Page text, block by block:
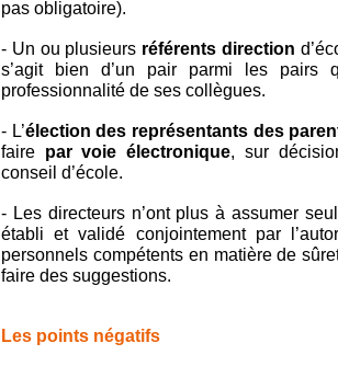
pas obligatoire).
- Un ou plusieurs référents direction
s’agit bien d’un pair parmi les
professionnalité de ses collègues.
- L’élection des représentants des
faire par voie électronique, sur
conseil d’école.
- Les directeurs n’ont plus à assumer
établi et validé conjointement par
personnels compétents en matière de
faire des suggestions.
Les points négatifs